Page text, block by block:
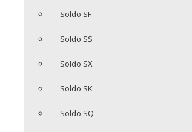
Soldo SF
Soldo SS
Soldo SX
Soldo SK
Soldo SQ